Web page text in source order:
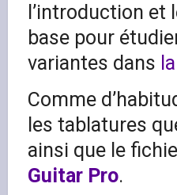
l’introduction
base pour
variantes dans
Comme
les tablatures
ainsi que le
Guitar Pro.